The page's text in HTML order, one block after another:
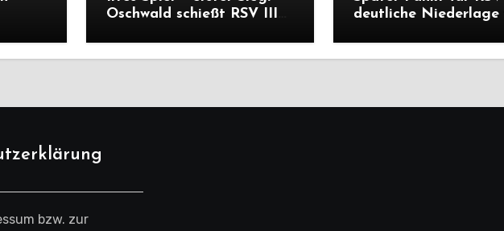
Oschwald schießt RSV III
Premiere
deutliche Niederlage
bzw. zur